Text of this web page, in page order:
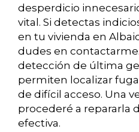
desperdicio
vital. Si detectas
en tu vivienda en
dudes en
detección de última
permiten localizar
de difícil acceso. Una
procederé a repararla
efectiva.